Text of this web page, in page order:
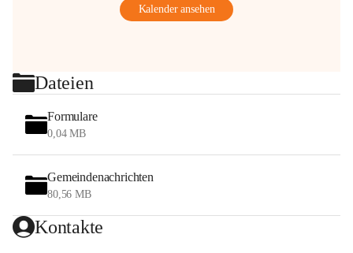
Kalender ansehen
Dateien
Formulare
0,04 MB
Gemeindenachrichten
80,56 MB
Kontakte